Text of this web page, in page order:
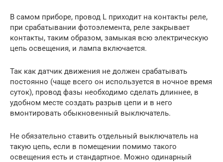
В самом приборе, провод L приходит на контакты реле,
при срабатывании фотоэлемента, реле закрывает
контакты, таким образом, замыкая всю электрическую
цепь освещения, и лампа включается.
Так как датчик движения не должен срабатывать
постоянно (чаще всего он используется в ночное время
суток), провод фазы необходимо сделать длиннее, в
удобном месте создать разрыв цепи и в него
вмонтировать обыкновенный выключатель.
Не обязательно ставить отдельный выключатель на
такую цепь, если в помещении помимо такого
освещения есть и стандартное. Можно одинарный